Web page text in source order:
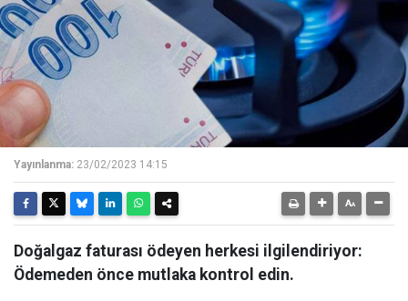
Yayınlanma: 23/02/2023 14:15
Doğalgaz faturası ödeyen herkesi ilgilendiriyor:
Ödemeden önce mutlaka kontrol edin.